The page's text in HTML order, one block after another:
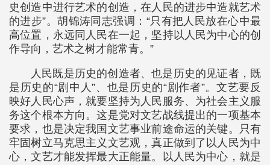
史创造中进行艺术的创造，在人民的进步中造就艺术
的进步”。胡锦涛同志强调：“只有把人民放在心中最
高位置，永远同人民在一起，坚持以人民为中心的创
作导向，艺术之树才能常青。”
人民既是历史的创造者、也是历史的见证者，既
是历史的“剧中人”、也是历史的“剧作者”。文艺要反
映好人民心声，就要坚持为人民服务、为社会主义服
务这个根本方向。这是党对文艺战线提出的一项基本
要求，也是决定我国文艺事业前途命运的关键。只有
牢固树立马克思主义文艺观，真正做到了以人民为中
心，文艺才能发挥最大正能量。以人民为中心，就是